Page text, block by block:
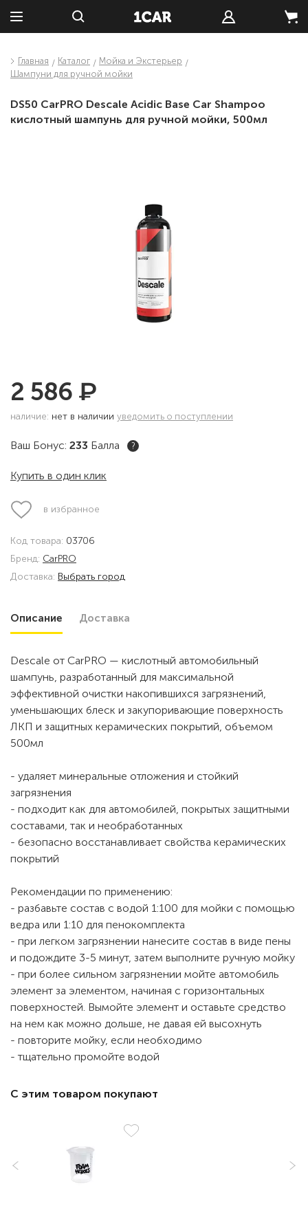
Главная Каталог
Мойка и Экстерьер
Шампуни для ручной мойки
DS50 CarPRO Descale Acidic Base Car Shampoo
кислотный шампунь для ручной мойки, 500мл
2 586 ₽
наличие: нет в наличии уведомить о поступлении
Ваш Бонус: 233 Балла ?
Купить в один клик
в избранное
Код товара: 03706
Бренд: CarPRO
Доставка: Выбрать город
Описание Доставка
Descale от CarPRO — кислотный автомобильный
шампунь, разработанный для максимальной
эффективной очистки накопившихся загрязнений,
уменьшающих блеск и закупоривающие поверхность
ЛКП и защитных керамических покрытий, объемом
500мл
- удаляет минеральные отложения и стойкий
загрязнения
- подходит как для автомобилей, покрытых защитными
составами, так и необработанных
- безопасно восстанавливает свойства керамических
покрытий
Рекомендации по применению:
- разбавьте состав с водой 1:100 для мойки с помощью
ведра или 1:10 для пенокомплекта
- при легком загрязнении нанесите состав в виде пены
и подождите 3-5 минут, затем выполните ручную мойку
- при более сильном загрязнении мойте автомобиль
элемент за элементом, начиная с горизонтальных
поверхностей. Вымойте элемент и оставьте средство
на нем как можно дольше, не давая ей высохнуть
- повторите мойку, если необходимо
- тщательно промойте водой
С этим товаром покупают